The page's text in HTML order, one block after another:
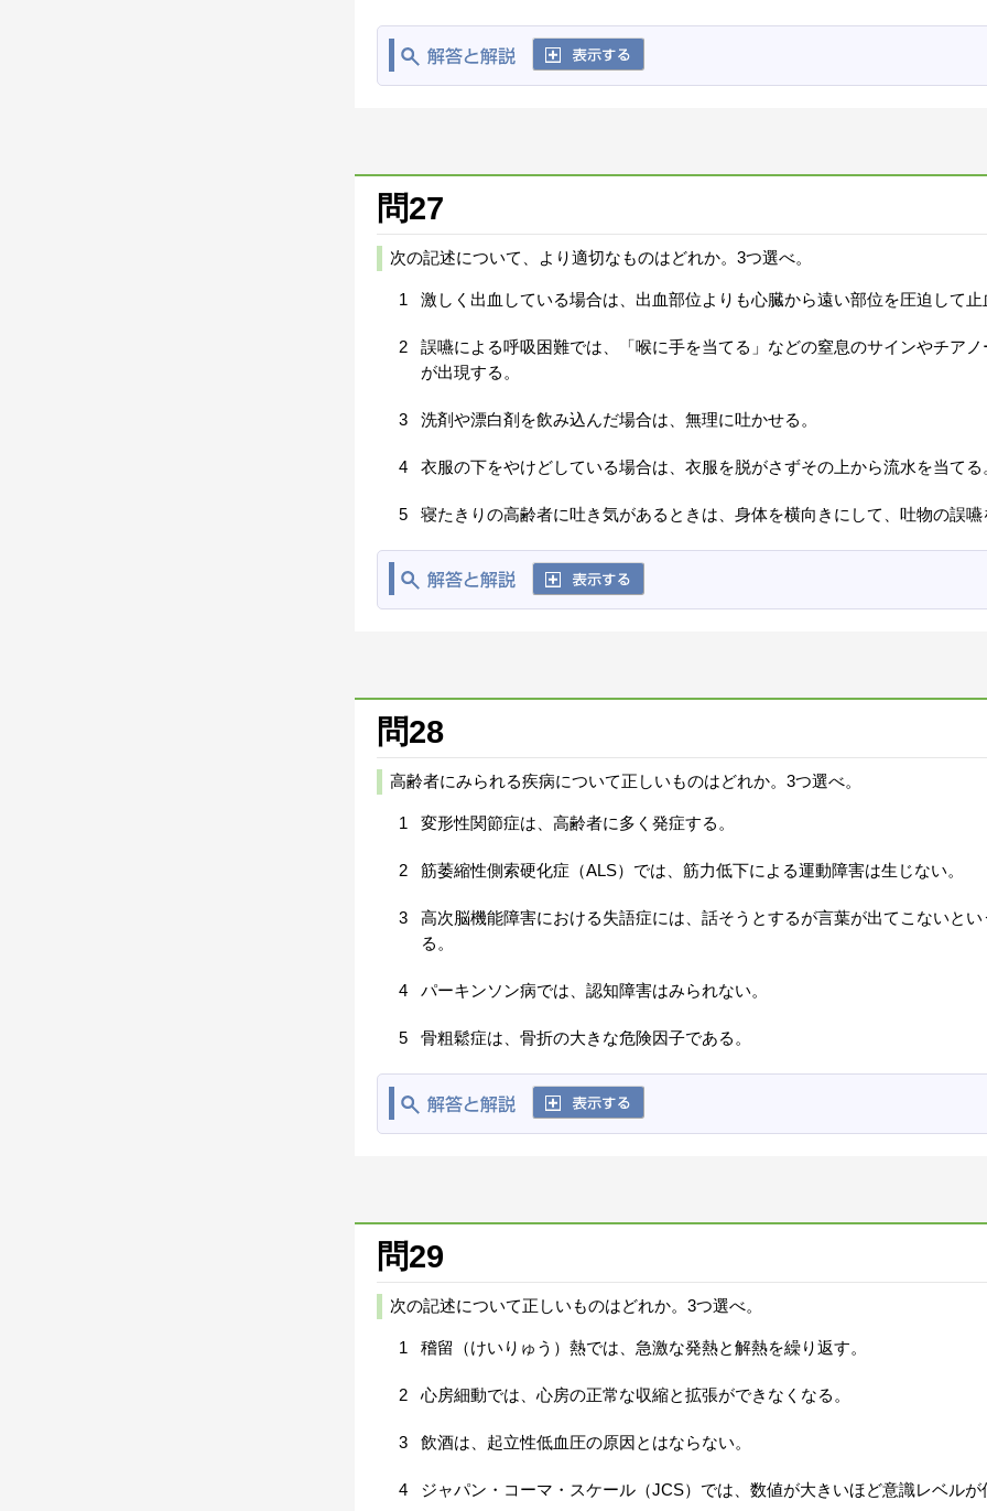
問27
次の記述について、より適切なものはどれか。3つ選べ。
1 激しく出血している場合は、出血部位よりも心臓から遠い部位を圧迫して止
2
誤嚥による呼吸困難では、「喉に手を当てる」などの窒息のサインやチアノ
が出現する。
3 洗剤や漂白剤を飲み込んだ場合は、無理に吐かせる。
4 衣服の下をやけどしている場合は、衣服を脱がさずその上から流水を当てる
5 寝たきりの高齢者に吐き気があるときは、身体を横向きにして、吐物の誤嚥
問28
高齢者にみられる疾病について正しいものはどれか。3つ選べ。
1 変形性関節症は、高齢者に多く発症する。
2 筋萎縮性側索硬化症（ALS）では、筋力低下による運動障害は生じない。
3
高次脳機能障害における失語症には、話そうとするが言葉が出てこないと
る。
4 パーキンソン病では、認知障害はみられない。
5 骨粗鬆症は、骨折の大きな危険因子である。
問29
次の記述について正しいものはどれか。3つ選べ。
1 稽留（けいりゅう）熱では、急激な発熱と解熱を繰り返す。
2 心房細動では、心房の正常な収縮と拡張ができなくなる。
3 飲酒は、起立性低血圧の原因とはならない。
4 ジャパン・コーマ・スケール（JCS）では、数値が大きいほど意識レベルが